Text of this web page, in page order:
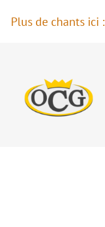
Plus de chants ici :